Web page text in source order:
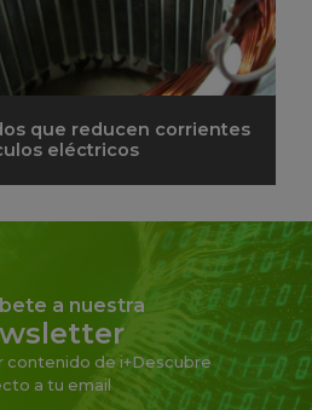
que reducen corrientes
eléctricos
a nuestra
contenido de i+Descubre
a tu email